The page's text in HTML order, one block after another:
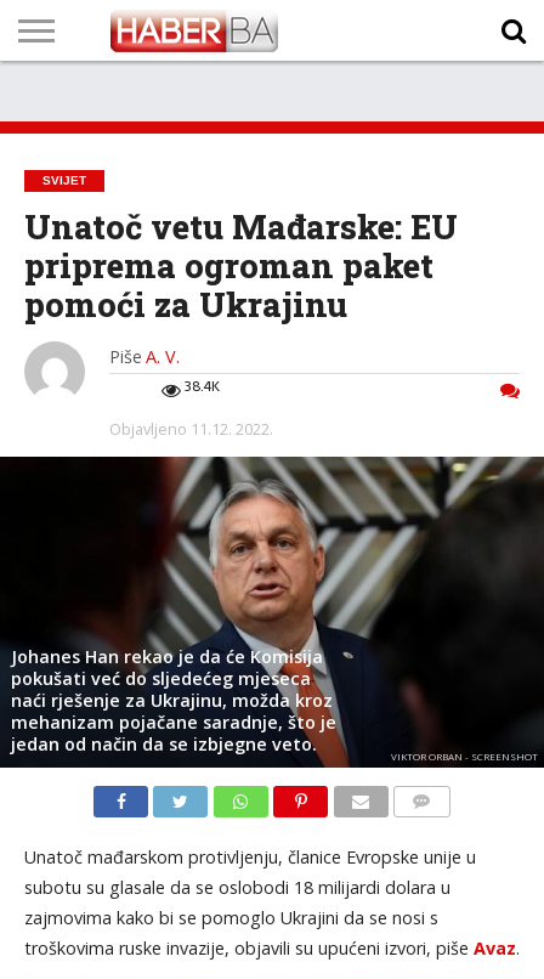
TECH
PROGRAM
PROGNOZA
PUTEVIMA
LISTA
NAMA
SVIJET
Unatoč vetu Mađarske: EU
priprema ogroman paket
pomoći za Ukrajinu
Piše A. V.
38.4K
Objavljeno 11.12. 2022.
Johanes Han rekao je da će Komisija
pokušati već do sljedećeg mjeseca
naći rješenje za Ukrajinu, možda kroz
mehanizam pojačane saradnje, što je
jedan od način da se izbjegne veto.
VIKTOR ORBAN - SCREENSHOT
Unatoč mađarskom protivljenju, članice Evropske unije u
subotu su glasale da se oslobodi 18 milijardi dolara u
zajmovima kako bi se pomoglo Ukrajini da se nosi s
troškovima ruske invazije, objavili su upućeni izvori, piše Avaz.